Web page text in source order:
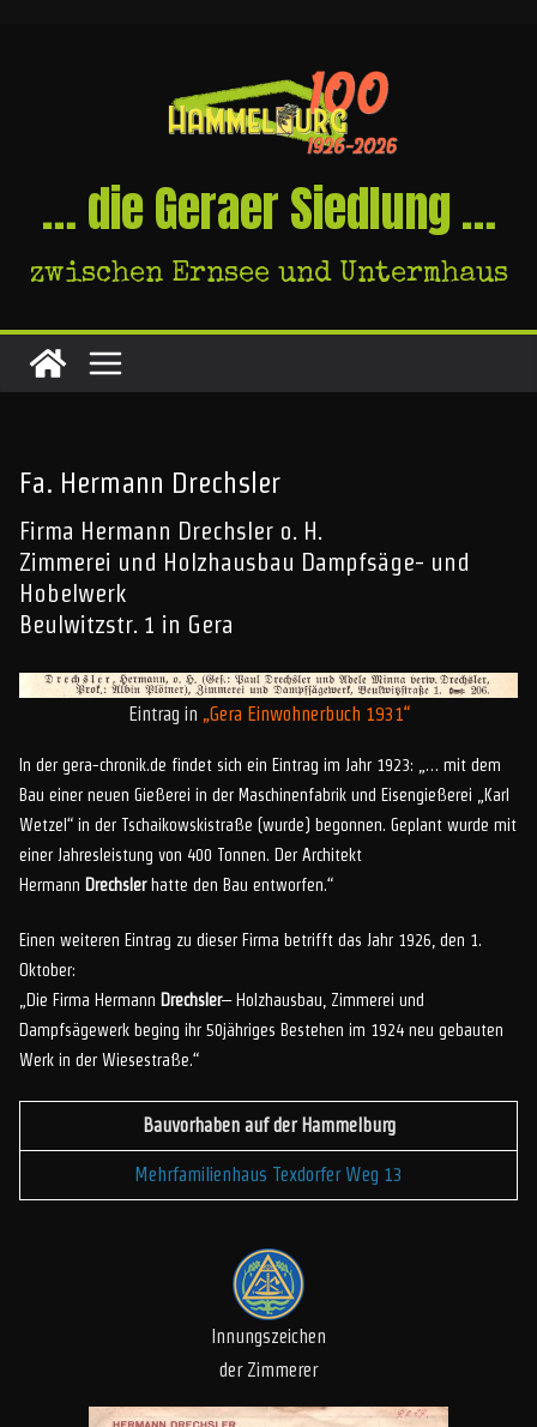
… die Geraer Siedlung …
zwischen Ernsee und Untermhaus
Fa. Hermann Drechsler
Firma Hermann Drechsler o. H.
Zimmerei und Holzhausbau Dampfsäge- und
Hobelwerk
Beulwitzstr. 1 in Gera
Eintrag in „Gera Einwohnerbuch 1931“
In der gera-chronik.de findet sich ein Eintrag im Jahr 1923: „… mit dem
Bau einer neuen Gießerei in der Maschinenfabrik und Eisengießerei „Karl
Wetzel“ in der Tschaikowskistraße (wurde) begonnen. Geplant wurde mit
einer Jahresleistung von 400 Tonnen. Der Architekt
Hermann Drechslerhatte den Bau entworfen.“
Einen weiteren Eintrag zu dieser Firma betrifft das Jahr 1926, den 1.
Oktober:
„Die Firma Hermann Drechsler– Holzhausbau, Zimmerei und
Dampfsägewerk beging ihr 50jähriges Bestehen im 1924 neu gebauten
Werk in der Wiesestraße.“
Bauvorhaben auf der Hammelburg
Mehrfamilienhaus Texdorfer Weg 13
Innungszeichen
der Zimmerer